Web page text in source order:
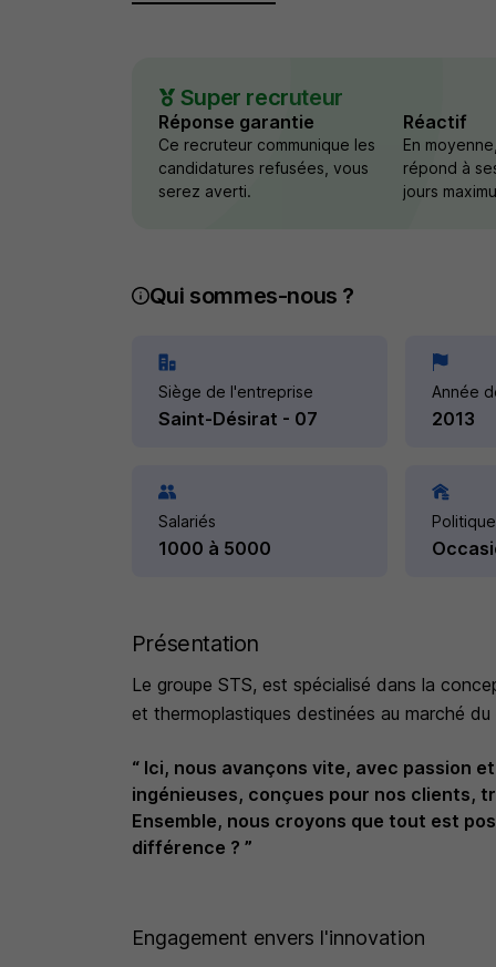
Super recruteur
Réponse garantie
Ce recruteur communique les
candidatures refusées, vous
serez averti.
Réactif
En
répond à
jours
Qui sommes-nous ?
Siège de l'entreprise
Saint-Désirat - 07
Année
2013
Salariés
1000 à 5000
Présentation
Le groupe STS, est spécialisé dans la
et thermoplastiques destinées au marché
“ Ici, nous avançons vite, avec passion
ingénieuses, conçues pour nos clients,
Ensemble, nous croyons que tout est
différence ? ”
Engagement envers l'innovation